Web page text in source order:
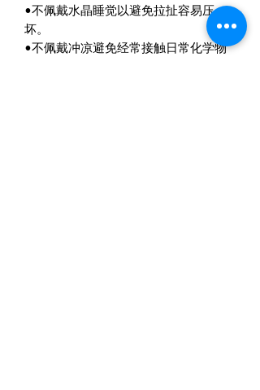
•不佩戴水晶睡觉以避免拉扯容易压
坏。
•不佩戴冲凉避免经常接触日常化学物